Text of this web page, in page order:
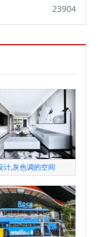
23904
计,灰色调的空间